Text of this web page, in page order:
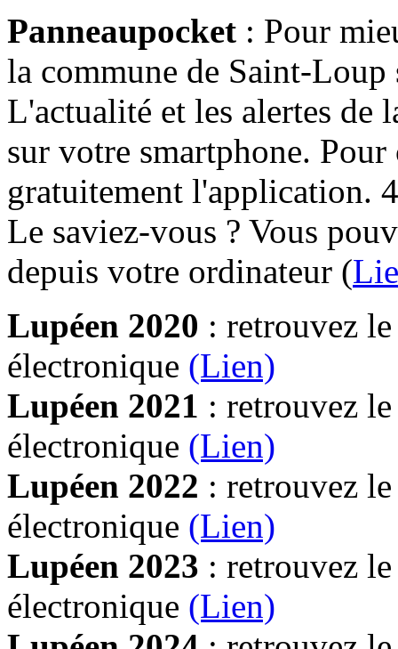
Panneaupocket : Pour
la commune de Saint-Loup
L'actualité et les alertes de
sur votre smartphone.
gratuitement l'application.
Le saviez-vous ? Vous
depuis votre ordinateur (
Lupéen 2020 : retrouvez
électronique (Lien)
Lupéen 2021 : retrouvez
électronique (Lien)
Lupéen 2022 : retrouvez
électronique (Lien)
Lupéen 2023 : retrouvez
électronique (Lien)